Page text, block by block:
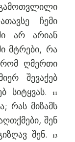
ჩემი
არ არიან
მტრები, რა
რომ ღმერთი
შევაქებ
სიტყვას.
11
რას მიზამს
შენ
შენ.
13